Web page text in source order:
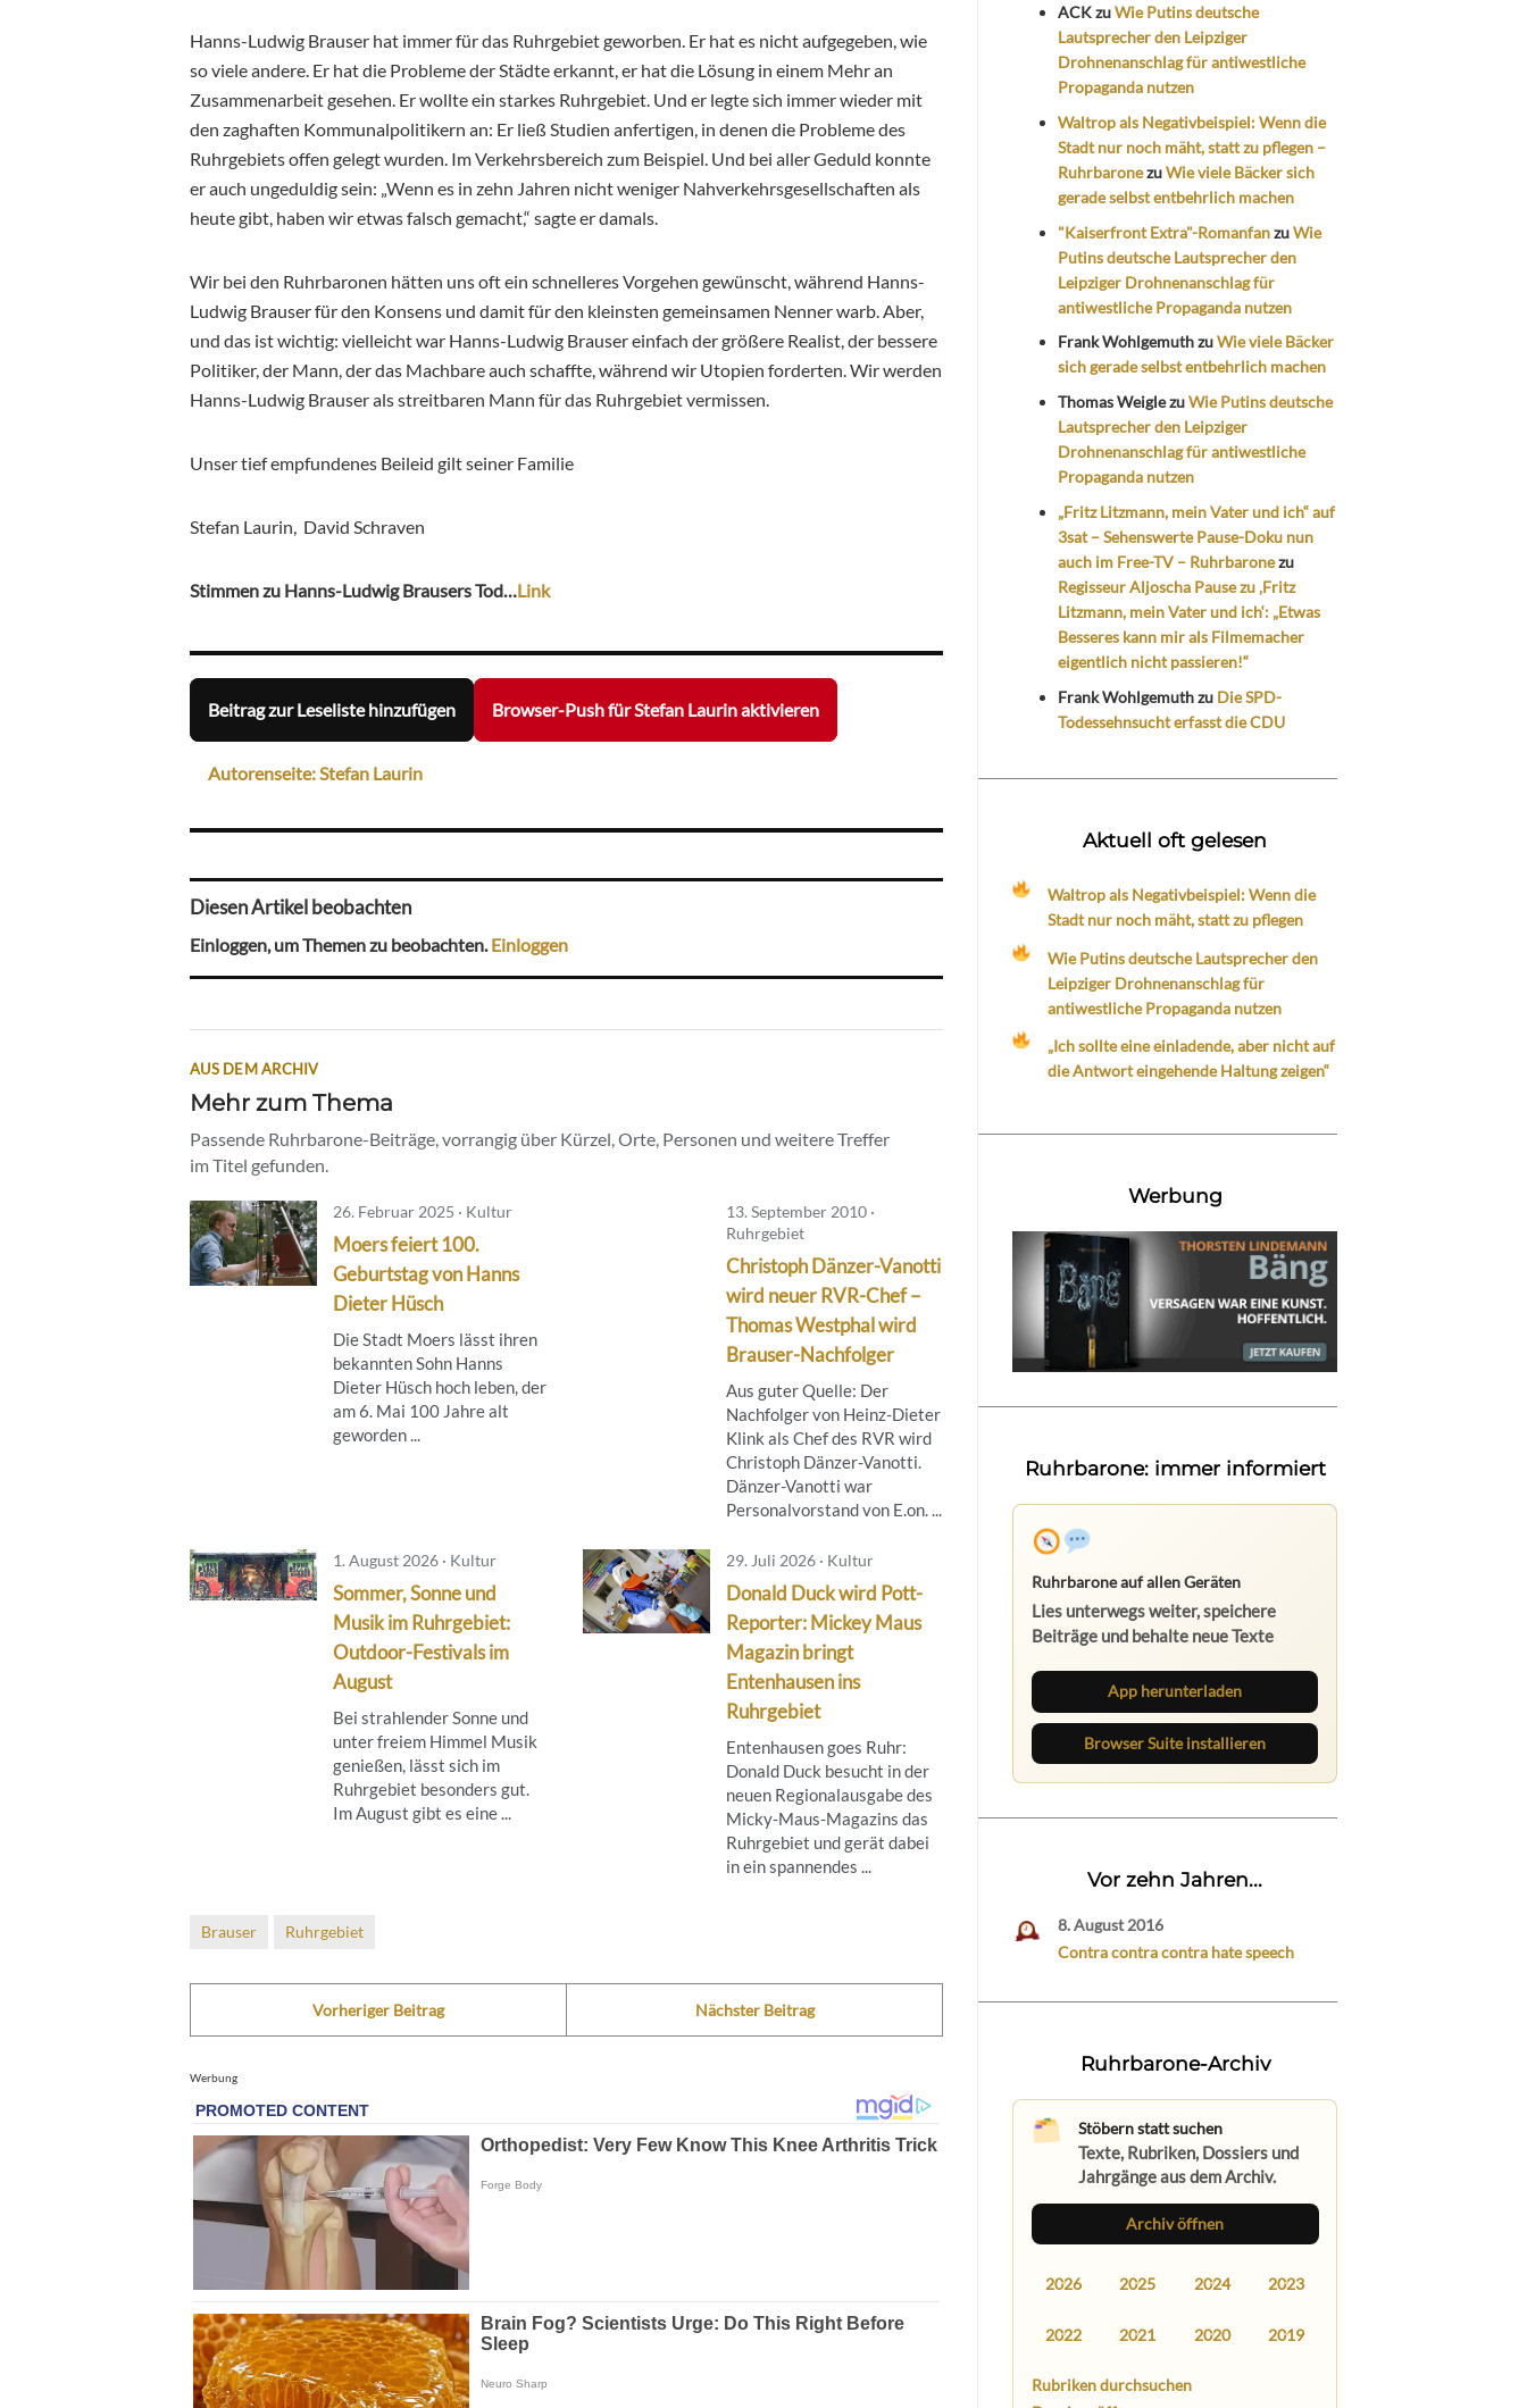
Hanns-Ludwig Brauser hat immer für das Ruhrgebiet geworben. Er hat es nicht aufgegeben, wie
so viele andere. Er hat die Probleme der Städte erkannt, er hat die Lösung in einem Mehr an
Zusammenarbeit gesehen. Er wollte ein starkes Ruhrgebiet. Und er legte sich immer wieder mit
den zaghaften Kommunalpolitikern an: Er ließ Studien anfertigen, in denen die Probleme des
Ruhrgebiets offen gelegt wurden. Im Verkehrsbereich zum Beispiel. Und bei aller Geduld konnte
er auch ungeduldig sein: „Wenn es in zehn Jahren nicht weniger Nahverkehrsgesellschaften als
heute gibt, haben wir etwas falsch gemacht,“ sagte er damals.
Wir bei den Ruhrbaronen hätten uns oft ein schnelleres Vorgehen gewünscht, während Hanns-
Ludwig Brauser für den Konsens und damit für den kleinsten gemeinsamen Nenner warb. Aber,
und das ist wichtig: vielleicht war Hanns-Ludwig Brauser einfach der größere Realist, der bessere
Politiker, der Mann, der das Machbare auch schaffte, während wir Utopien forderten. Wir werden
Hanns-Ludwig Brauser als streitbaren Mann für das Ruhrgebiet vermissen.
Unser tief empfundenes Beileid gilt seiner Familie
Stefan Laurin, David Schraven
Stimmen zu Hanns-Ludwig Brausers Tod…Link
Beitrag zur Leseliste hinzufügen Browser-Push für Stefan Laurin aktivieren
Autorenseite: Stefan Laurin
Diesen Artikel beobachten
Einloggen, um Themen zu beobachten.Einloggen
AUS DEM ARCHIV
Mehr zum Thema
Passende Ruhrbarone-Beiträge, vorrangig über Kürzel, Orte, Personen und weitere Treffer
im Titel gefunden.
26. Februar 2025 · Kultur
Moers feiert 100.
Geburtstag von Hanns
Dieter Hüsch
Die Stadt Moers lässt ihren
bekannten Sohn Hanns
Dieter Hüsch hoch leben, der
am 6. Mai 100 Jahre alt
geworden ...
13. September 2010 ·
Ruhrgebiet
Christoph Dänzer-Vanotti
wird neuer RVR-Chef –
Thomas Westphal wird
Brauser-Nachfolger
Aus guter Quelle: Der
Nachfolger von Heinz-Dieter
Klink als Chef des RVR wird
Christoph Dänzer-Vanotti.
Dänzer-Vanotti war
Personalvorstand von E.on. ...
1. August 2026 · Kultur
Sommer, Sonne und
Musik im Ruhrgebiet:
Outdoor-Festivals im
August
Bei strahlender Sonne und
unter freiem Himmel Musik
genießen, lässt sich im
Ruhrgebiet besonders gut.
Im August gibt es eine ...
29. Juli 2026 · Kultur
Donald Duck wird Pott-
Reporter: Mickey Maus
Magazin bringt
Entenhausen ins
Ruhrgebiet
Entenhausen goes Ruhr:
Donald Duck besucht in der
neuen Regionalausgabe des
Micky‑Maus‑Magazins das
Ruhrgebiet und gerät dabei
in ein spannendes ...
Brauser Ruhrgebiet
Vorheriger Beitrag Nächster Beitrag
Werbung
ACKzuWie Putins deutsche
Lautsprecher den Leipziger
Drohnenanschlag für antiwestliche
Propaganda nutzen
Waltrop als Negativbeispiel: Wenn die
Stadt nur noch mäht, statt zu pflegen –
RuhrbaronezuWie viele Bäcker sich
gerade selbst entbehrlich machen
"Kaiserfront Extra"-RomanfanzuWie
Putins deutsche Lautsprecher den
Leipziger Drohnenanschlag für
antiwestliche Propaganda nutzen
Frank WohlgemuthzuWie viele Bäcker
sich gerade selbst entbehrlich machen
Thomas WeiglezuWie Putins deutsche
Lautsprecher den Leipziger
Drohnenanschlag für antiwestliche
Propaganda nutzen
„Fritz Litzmann, mein Vater und ich“ auf
3sat – Sehenswerte Pause-Doku nun
auch im Free-TV – Ruhrbaronezu
Regisseur Aljoscha Pause zu ‚Fritz
Litzmann, mein Vater und ich‘: „Etwas
Besseres kann mir als Filmemacher
eigentlich nicht passieren!“
Frank Wohlgemuthzu Die SPD-
Todessehnsucht erfasst die CDU
Aktuell oft gelesen
Waltrop als Negativbeispiel: Wenn die
Stadt nur noch mäht, statt zu pflegen
Wie Putins deutsche Lautsprecher den
Leipziger Drohnenanschlag für
antiwestliche Propaganda nutzen
„Ich sollte eine einladende, aber nicht auf
die Antwort eingehende Haltung zeigen“
Werbung
Ruhrbarone: immer informiert
Ruhrbarone auf allen Geräten
Lies unterwegs weiter, speichere
Beiträge und behalte neue Texte
App herunterladen
Browser Suite installieren
Vor zehn Jahren...
8. August 2016
Contra contra contra hate speech
Ruhrbarone-Archiv
Stöbern statt suchen
Texte, Rubriken, Dossiers und
Jahrgänge aus dem Archiv.
Archiv öffnen
2026 2025 2024 2023
2022 2021 2020 2019
Rubriken durchsuchen